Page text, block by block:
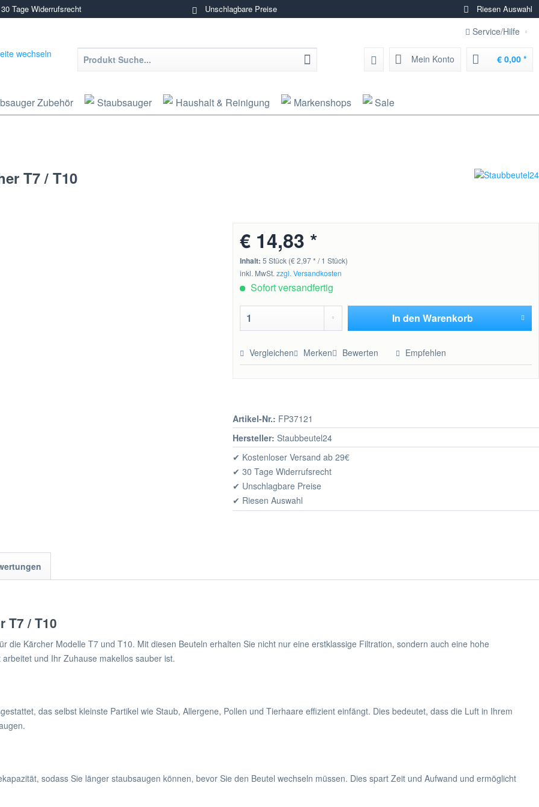
30 Tage Widerrufsrecht Unschlagbare Preise Riesen Auswahl
Service/Hilfe
Mein Konto € 0,00 *
Zubehör Staubsauger Haushalt & Reinigung Markenshops Sale
T7 / T10
€ 14,83 *
Inhalt:5 Stück (€ 2,97 * / 1 Stück)
inkl. MwSt.zzgl. Versandkosten
Sofort versandfertig
In den Warenkorb
Vergleichen Merken Bewerten Empfehlen
Artikel-Nr.: FP37121
Hersteller: Staubbeutel24
✔ Kostenloser Versand ab 29€
✔ 30 Tage Widerrufsrecht
✔ Unschlagbare Preise
✔ Riesen Auswahl
T7 / T10
die Kärcher Modelle T7 und T10. Mit diesen Beuteln erhalten Sie nicht nur eine erstklassige Filtration, sondern auch eine hohe
und Ihr Zuhause makellos sauber ist.
das selbst kleinste Partikel wie Staub, Allergene, Pollen und Tierhaare effizient einfängt. Dies bedeutet, dass die Luft in Ihrem
sodass Sie länger staubsaugen können, bevor Sie den Beutel wechseln müssen. Dies spart Zeit und Aufwand und ermöglicht